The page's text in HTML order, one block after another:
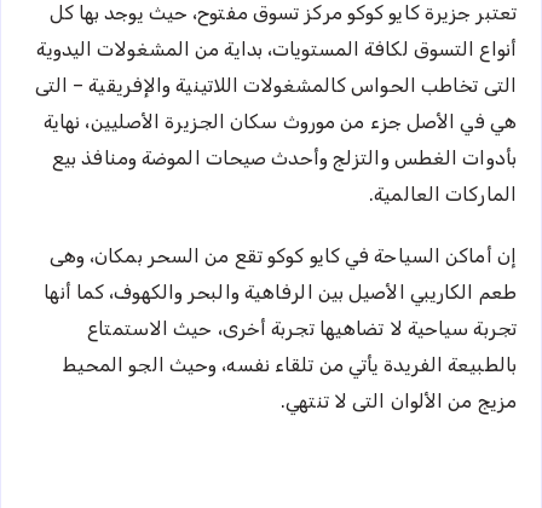
تعتبر جزيرة كايو كوكو مركز تسوق مفتوح، حيث يوجد بها كل
أنواع التسوق لكافة المستويات، بداية من المشغولات اليدوية
التى تخاطب الحواس كالمشغولات اللاتينية والإفريقية – التى
هي في الأصل جزء من موروث سكان الجزيرة الأصليين، نهاية
بأدوات الغطس والتزلج وأحدث صيحات الموضة ومنافذ بيع
الماركات العالمية.
إن أماكن السياحة في كايو كوكو تقع من السحر بمكان، وهى
طعم الكاريبي الأصيل بين الرفاهية والبحر والكهوف، كما أنها
تجربة سياحية لا تضاهيها تجربة أخرى، حيث الاستمتاع
بالطبيعة الفريدة يأتي من تلقاء نفسه، وحيث الجو المحيط
مزيج من الألوان التى لا تنتهي.